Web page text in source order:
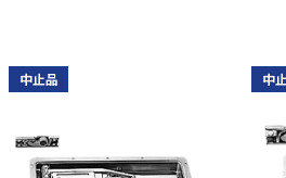
中止品 中